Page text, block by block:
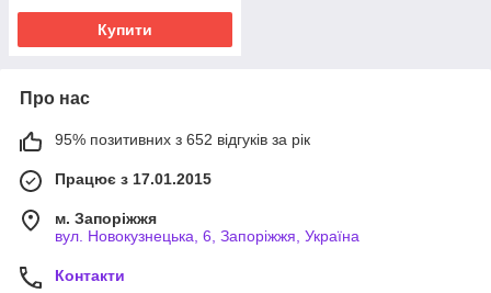
Купити
Про нас
95% позитивних з 652 відгуків за рік
Працює з 17.01.2015
м. Запоріжжя
вул. Новокузнецька, 6, Запоріжжя, Україна
Контакти